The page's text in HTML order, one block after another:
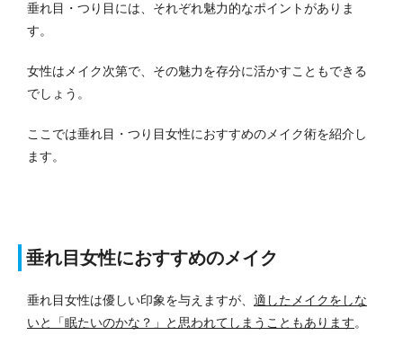
垂れ目・つり目には、それぞれ魅力的なポイントがありま
す。
女性はメイク次第で、その魅力を存分に活かすこともできる
でしょう。
ここでは垂れ目・つり目女性におすすめのメイク術を紹介し
ます。
垂れ目女性におすすめのメイク
垂れ目女性は優しい印象を与えますが、 適したメイクをしな
いと「眠たいのかな？」と思われてしまうこともあります。